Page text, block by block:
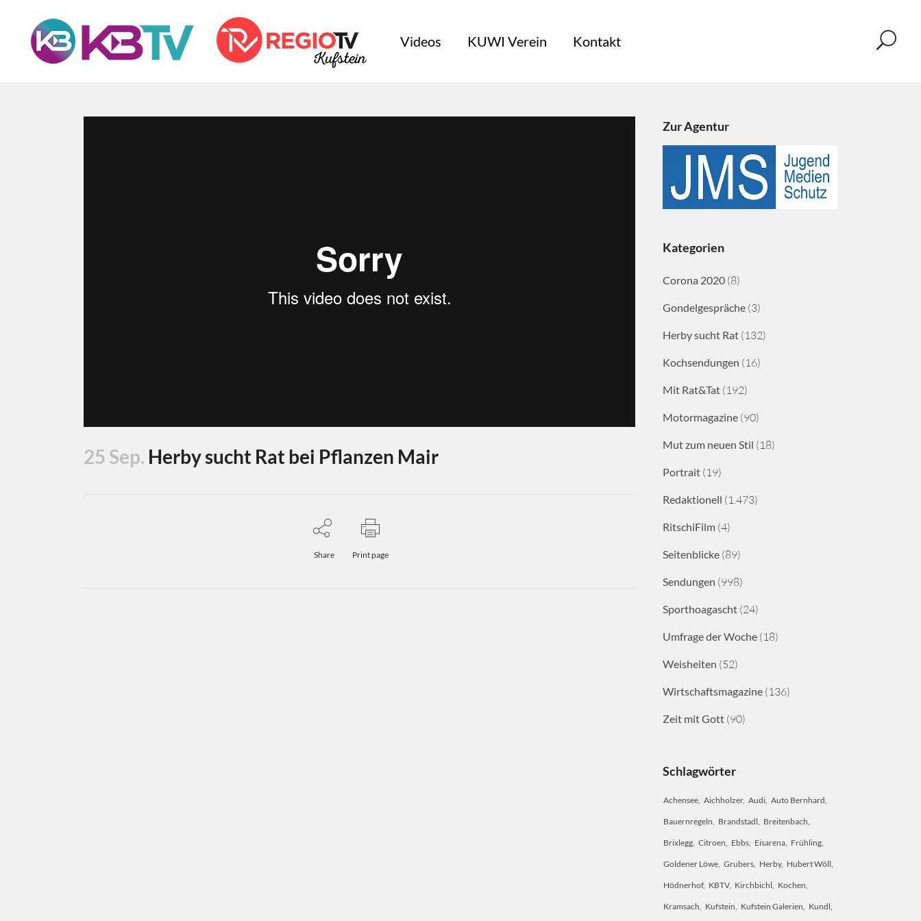
Videos KUWI Verein Kontakt
25 Sep. Herby sucht Rat bei Pflanzen Mair
Share Print page
Zur Agentur
Kategorien
Corona 2020 (8)
Gondelgespräche (3)
Herby sucht Rat (132)
Kochsendungen (16)
Mit Rat&Tat (192)
Motormagazine (90)
Mut zum neuen Stil (18)
Portrait (19)
Redaktionell (1.473)
RitschiFilm (4)
Seitenblicke (89)
Sendungen (998)
Sporthoagascht (24)
Umfrage der Woche (18)
Weisheiten (52)
Wirtschaftsmagazine (136)
Zeit mit Gott (90)
Schlagwörter
Achensee Aichholzer Audi Auto Bernhard
Bauernregeln Brandstadl Breitenbach
Brixlegg Citroen Ebbs Eisarena Frühling
Goldener Löwe Grubers Herby Hubert Wöll
Hödnerhof KBTV Kirchbichl Kochen
Kramsach Kufstein Kufstein Galerien Kundl